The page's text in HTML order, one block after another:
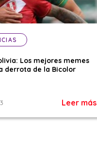
Los mejores memes
derrota de la Bicolor
Leer más